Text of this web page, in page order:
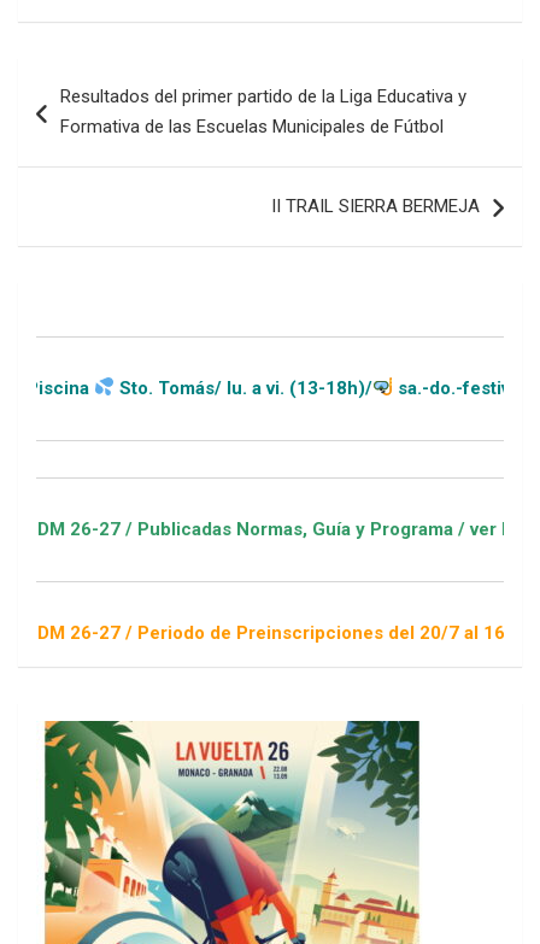
de
Resultados del primer partido de la Liga Educativa y
Formativa de las Escuelas Municipales de Fútbol
II TRAIL SIERRA BERMEJA
Sto. Tomás/ lu. a vi. (13-18h)/ sa.-do.-festivos (11-20h)
/ Publicadas Normas, Guía y Programa / ver Escuelas
/ Periodo de Preinscripciones del 20/7 al 16/8 / Sorteo 1